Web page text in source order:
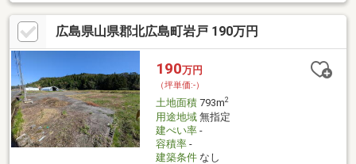
広島県山県郡北広島町岩戸 190万円
190万円
（坪単価:-）
土地面積793m2
用途地域無指定
建ぺい率-
容積率-
建築条件なし